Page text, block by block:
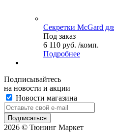
Секретки McGard
Под заказ
6 110 руб. /комп.
Подробнее
Подписывайтесь
на новости и акции
Новости магазина
2026 © Тюнинг Маркет